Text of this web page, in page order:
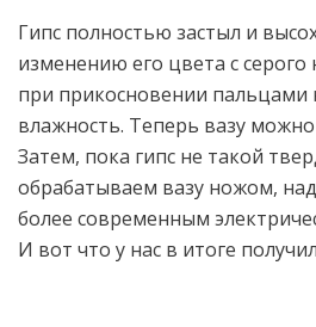
Гипс полностью застыл и
изменению его цвета с серого
при прикосновении пальцами
влажность. Теперь вазу можно
Затем, пока гипс не такой
обрабатываем вазу ножом,
более современным
И вот что у нас в итоге